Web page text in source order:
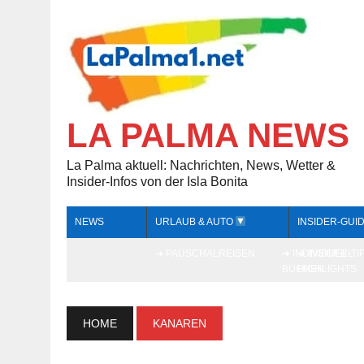
LA PALMA NEWS
La Palma aktuell: Nachrichten, News, Wetter &
Insider-Infos von der Isla Bonita
NEWS URLAUB & AUTO INSIDER-
HOME KANAREN